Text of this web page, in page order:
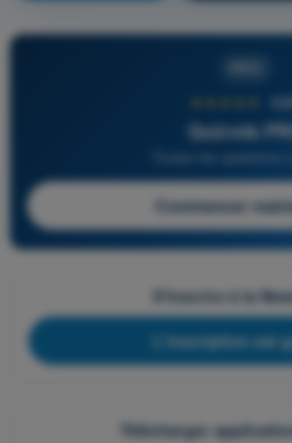
Quizvds
Commencer
S'inscrire à la
L'inscription est
Télécharger